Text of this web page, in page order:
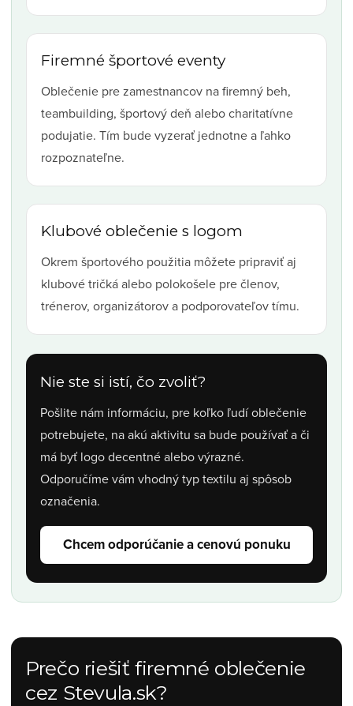
Firemné športové eventy
Oblečenie pre zamestnancov na firemný beh,
teambuilding, športový deň alebo charitatívne
podujatie. Tím bude vyzerať jednotne a ľahko
rozpoznateľne.
Klubové oblečenie s logom
Okrem športového použitia môžete pripraviť aj
klubové tričká alebo polokošele pre členov,
trénerov, organizátorov a podporovateľov tímu.
Nie ste si istí, čo zvoliť?
Pošlite nám informáciu, pre koľko ľudí oblečenie
potrebujete, na akú aktivitu sa bude používať a či
má byť logo decentné alebo výrazné.
Odporučíme vám vhodný typ textilu aj spôsob
označenia.
Chcem odporúčanie a cenovú ponuku
Prečo riešiť firemné oblečenie
cez Stevula.sk?